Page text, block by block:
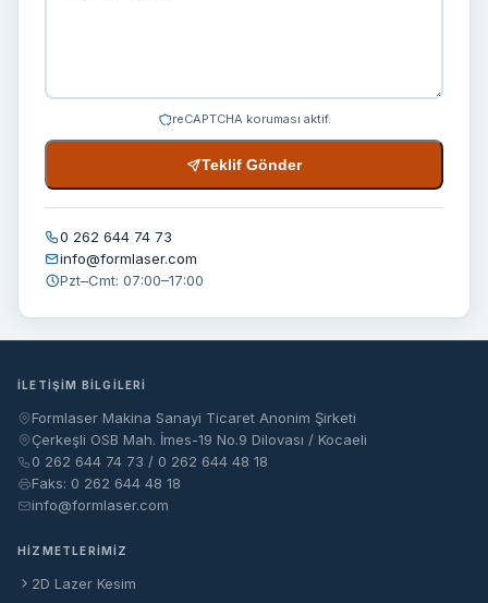
reCAPTCHA koruması aktif.
Teklif Gönder
0 262 644 74 73
info@formlaser.com
Pzt–Cmt: 07:00–17:00
İLETIŞIM BILGILERI
Formlaser Makina Sanayi Ticaret Anonim Şirketi
Çerkeşli OSB Mah. İmes-19 No.9 Dilovası / Kocaeli
0 262 644 74 73 / 0 262 644 48 18
Faks: 0 262 644 48 18
info@formlaser.com
HIZMETLERIMIZ
2D Lazer Kesim